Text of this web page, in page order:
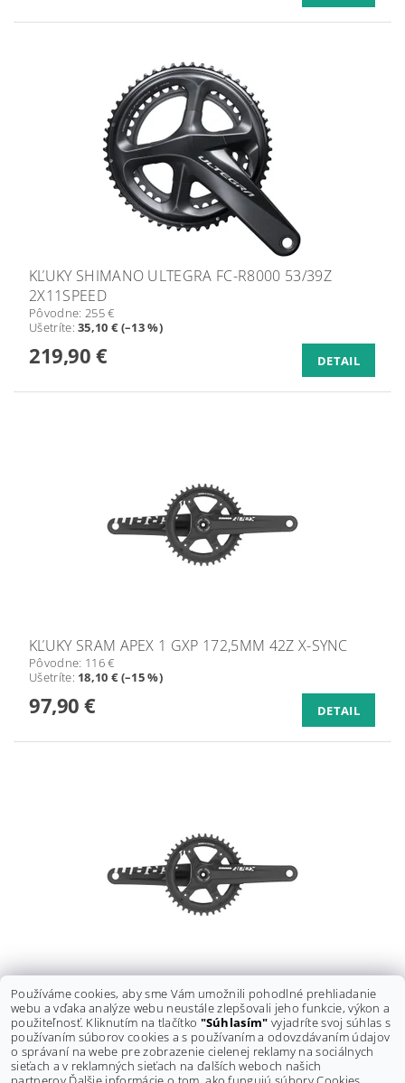
KĽUKY SHIMANO ULTEGRA FC-R8000 53/39Z
2X11SPEED
Pôvodne: 255 €
Ušetríte:35,10 € (–13 %)
219,90 € DETAIL
KĽUKY SRAM APEX 1 GXP 172,5MM 42Z X-SYNC
Pôvodne: 116 €
Ušetríte: 18,10 € (–15 %)
97,90 € DETAIL
KĽUKY SRAM APEX 1 GXP 175MM 42Z X-SYNC
Pôvodne:116 €
Ušetríte:18,10 € (–15 %)
97,90 € DETAIL
Používáme cookies, aby sme Vám umožnili pohodlné prehliadanie
webu a vďaka analýze webu neustále zlepšovali jeho funkcie, výkon a
použiteľnosť. Kliknutím na tlačítko "Súhlasím" vyjadríte svoj súhlas s
používaním súborov cookies a s používaním a odovzdávaním údajov
o správaní na webe pre zobrazenie cielenej reklamy na sociálnych
sieťach a v reklamných sieťach na ďalších weboch našich